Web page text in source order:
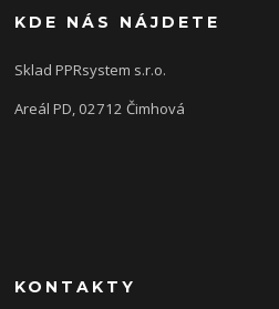
KDE NÁS NÁJDETE
Sklad PPRsystem s.r.o.
Areál PD, 02712 Čimhová
KONTAKTY